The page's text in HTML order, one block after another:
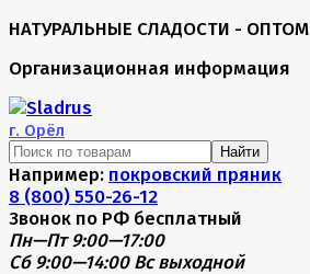
НАТУРАЛЬНЫЕ СЛАДОСТИ - ОПТОМ
Организационная информация
г. Орёл
Найти
Например: покровский пряник
8 (800) 550-26-12
Звонок по РФ бесплатный
Пн—Пт 9:00—17:00
Сб 9:00—14:00 Вс выходной